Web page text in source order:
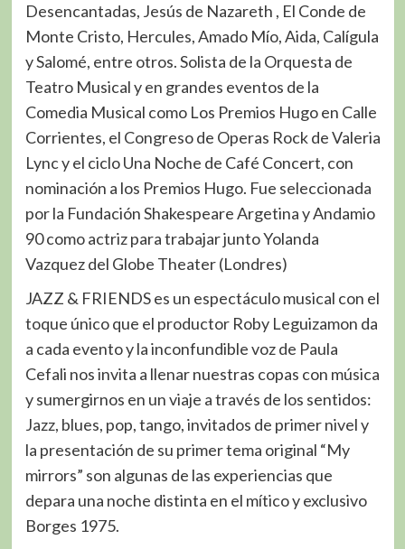
Desencantadas, Jesús de Nazareth , El Conde de
Monte Cristo, Hercules, Amado Mío, Aida, Calígula
y Salomé, entre otros. Solista de la Orquesta de
Teatro Musical y en grandes eventos de la
Comedia Musical como Los Premios Hugo en Calle
Corrientes, el Congreso de Operas Rock de Valeria
Lync y el ciclo Una Noche de Café Concert, con
nominación a los Premios Hugo. Fue seleccionada
por la Fundación Shakespeare Argetina y Andamio
90 como actriz para trabajar junto Yolanda
Vazquez del Globe Theater (Londres)
JAZZ & FRIENDS es un espectáculo musical con el
toque único que el productor Roby Leguizamon da
a cada evento y la inconfundible voz de Paula
Cefali nos invita a llenar nuestras copas con música
y sumergirnos en un viaje a través de los sentidos:
Jazz, blues, pop, tango, invitados de primer nivel y
la presentación de su primer tema original “My
mirrors” son algunas de las experiencias que
depara una noche distinta en el mítico y exclusivo
Borges 1975.